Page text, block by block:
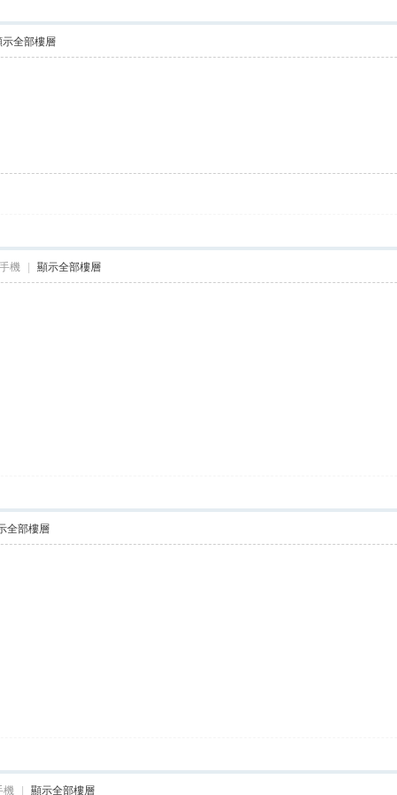
示全部樓層
機 顯示全部樓層
全部樓層
機 顯示全部樓層